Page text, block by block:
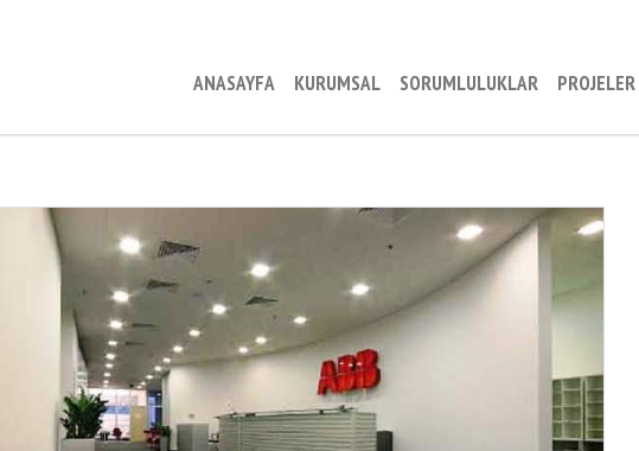
ANASAYFA KURUMSAL SORUMLULUKLAR PROJELER
ABB (ASEA BROWN BOVERI)